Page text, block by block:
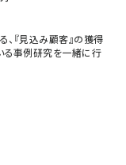
、『見込み顧客』の獲得
る事例研究を一緒に行